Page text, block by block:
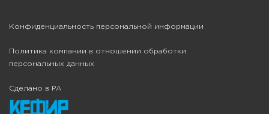
Конфиденциальность персональной информации
Политика компании в отношении обработки
персональных данных
Сделано в РА